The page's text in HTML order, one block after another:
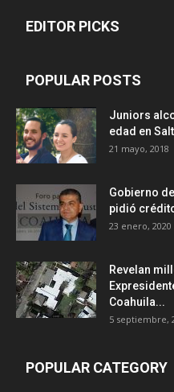
EDITOR PICKS
POPULAR POSTS
Juniors
edad en
21 mayo, 2018
Gobierno
pidió
23 enero, 2020
Revelan
Coahuila...
5 septiembre,
POPULAR CATEGORY